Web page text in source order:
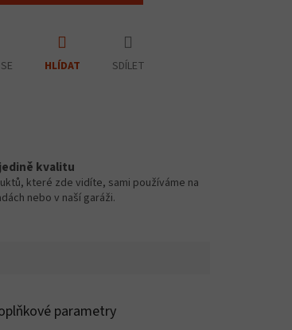
HLÍDAT SDÍLET
kvalitu
které zde vidíte, sami používáme na
nebo v naší garáži.
parametry